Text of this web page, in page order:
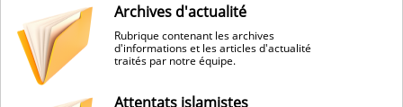
Archives d'actualité
Rubrique contenant les archives
d'informations et les articles d'actualité
traités par notre équipe.
Attentats islamistes